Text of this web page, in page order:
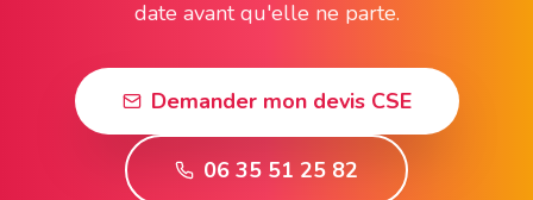
date avant qu'elle ne parte.
Demander mon devis CSE
06 35 51 25 82